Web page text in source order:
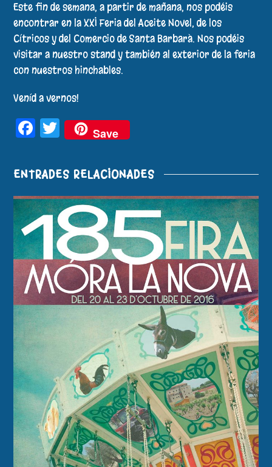
Este fin de semana, a partir de mañana, nos podéis
encontrar en la XXI Feria del Aceite Novel, de los
Cítricos y del Comercio de Santa Barbarà. Nos podéis
visitar a nuestro stand y también al exterior de la feria
con nuestros hinchables.
Veníd a vernos!
Facebook
Twitter
Save
ENTRADES RELACIONADES